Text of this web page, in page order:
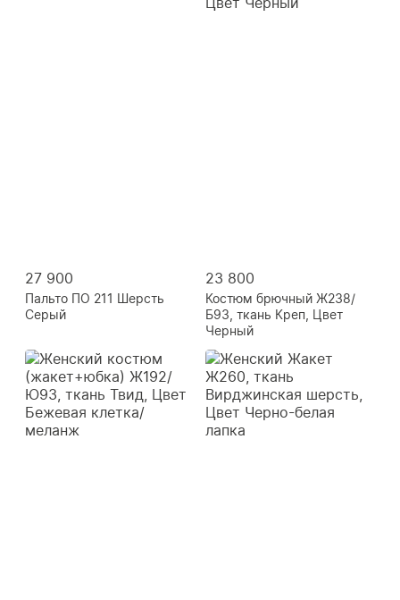
27 900
Пальто ПО 211 Шерсть
Серый
23 800
Костюм брючный Ж238/
Б93, ткань Креп, Цвет
Черный